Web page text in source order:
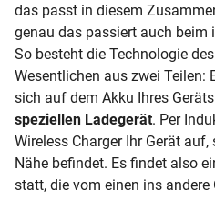
das passt in diesem
genau das passiert auch beim
So besteht die Technologie
Wesentlichen aus zwei Teilen:
sich auf dem Akku Ihres
speziellen Ladegerät. Per
Wireless Charger Ihr Gerät
Nähe befindet. Es findet also
statt, die vom einen ins andere